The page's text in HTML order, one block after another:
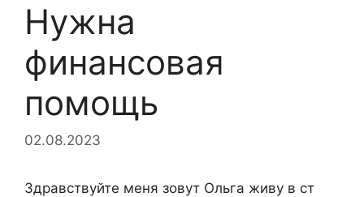
Нужна
финансовая
помощь
02.08.2023
Здравствуйте меня зовут Ольга живу в ст